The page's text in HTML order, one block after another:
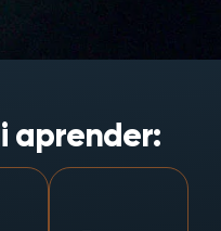
aprender: